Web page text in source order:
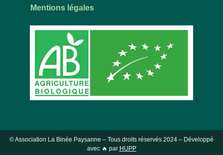
Mentions légales
© Association La Binée Paysanne – Tous droits réservés 2024 – Développé
avec 🔥 par HUPP